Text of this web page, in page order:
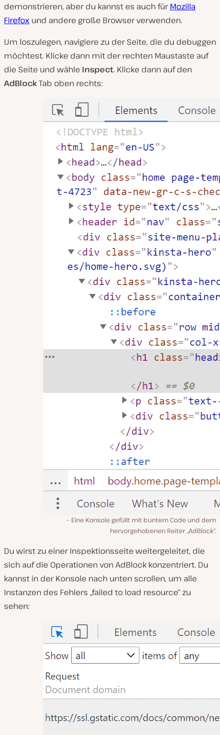
demonstrieren, aber du kannst es auch fürMozilla
Firefox und andere große Browser verwenden.
Um loszulegen, navigiere zu der Seite, die du debuggen
möchtest. Klicke dann mit der rechten Maustaste auf
die Seite und wähle Inspect. Klicke dann auf den
AdBlockTab oben rechts:
Eine Konsole gefüllt mit buntem Code und dem
hervorgehobenen Reiter „AdBlock“.
Du wirst zu einer Inspektionsseite weitergeleitet, die
sich auf die Operationen von AdBlock konzentriert. Du
kannst in der Konsole nach unten scrollen, um alle
Instanzen des Fehlers „failed to load resource“ zu
sehen: